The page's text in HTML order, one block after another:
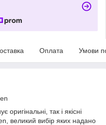
Оплата Умови
так і якісні
великий вибір яких надано